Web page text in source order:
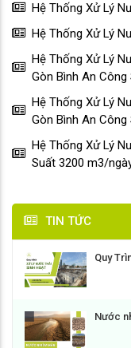
Hệ Thống Xử Lý
Hệ Thống Xử Lý
Hệ Thống Xử Lý
Gòn Bình An
Hệ Thống Xử Lý
Gòn Bình An
Hệ Thống Xử Lý
Suất 3200 m3/
TIN TỨC
Quy
Nước